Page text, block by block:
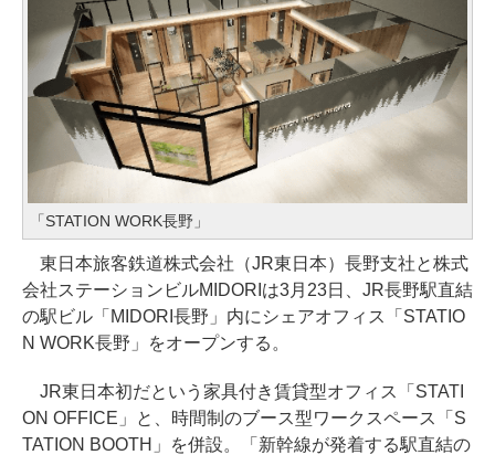
「STATION WORK長野」
東日本旅客鉄道株式会社（JR東日本）長野支社と株式
会社ステーションビルMIDORIは3月23日、JR長野駅直結
の駅ビル「MIDORI長野」内にシェアオフィス「STATIO
N WORK長野」をオープンする。
JR東日本初だという家具付き賃貸型オフィス「STATI
ON OFFICE」と、時間制のブース型ワークスペース「S
TATION BOOTH」を併設。「新幹線が発着する駅直結の